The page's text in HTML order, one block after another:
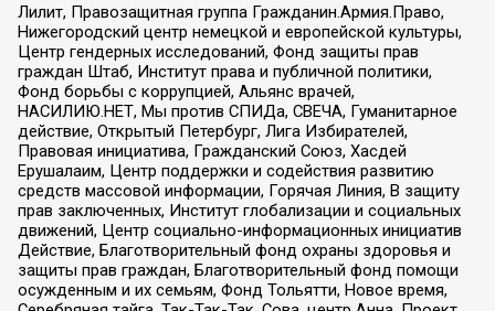
Лилит, Правозащитная группа Гражданин.Армия.Право,
Нижегородский центр немецкой и европейской культуры,
Центр гендерных исследований, Фонд защиты прав
граждан Штаб, Институт права и публичной политики,
Фонд борьбы с коррупцией, Альянс врачей,
НАСИЛИЮ.НЕТ, Мы против СПИДа, СВЕЧА, Гуманитарное
действие, Открытый Петербург, Лига Избирателей,
Правовая инициатива, Гражданский Союз, Хасдей
Ерушалаим, Центр поддержки и содействия развитию
средств массовой информации, Горячая Линия, В защиту
прав заключенных, Институт глобализации и социальных
движений, Центр социально-информационных инициатив
Действие, Благотворительный фонд охраны здоровья и
защиты прав граждан, Благотворительный фонд помощи
осужденным и их семьям, Фонд Тольятти, Новое время,